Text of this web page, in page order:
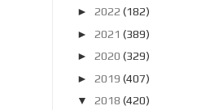
► 2022 (182)
► 2021 (389)
► 2020 (329)
► 2019 (407)
▼
2018 (420)